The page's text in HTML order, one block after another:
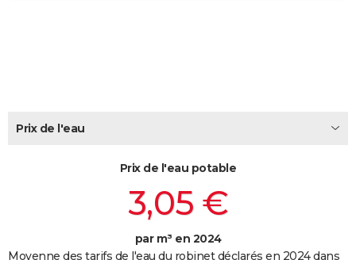
Prix de l'eau
Prix de l'eau potable
3,05 €
par m³ en 2024
Moyenne des tarifs de l'eau du robinet déclarés en 2024 dans